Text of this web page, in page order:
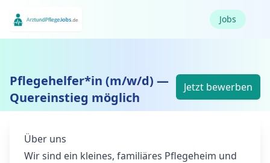
Jobs
Pflegehelfer*in (m/w/d) —
Quereinstieg möglich
Jetzt bewerben
Über uns
Wir sind ein kleines, familiäres Pflegeheim und